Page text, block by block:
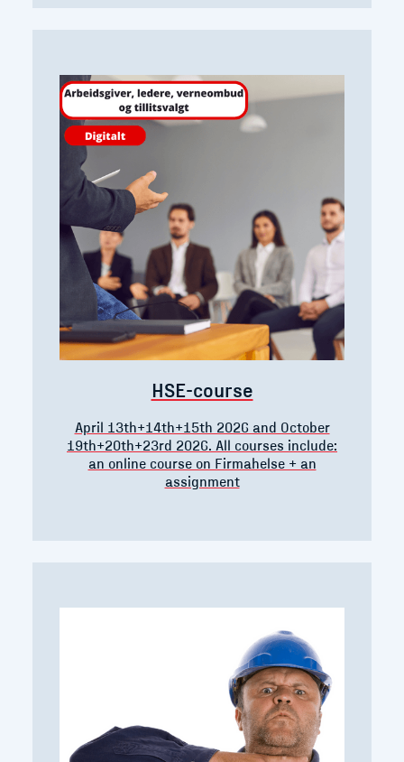
HSE-course
April 13th+14th+15th 2026 and October
19th+20th+23rd 2026. All courses include:
an online course on Firmahelse + an
assignment